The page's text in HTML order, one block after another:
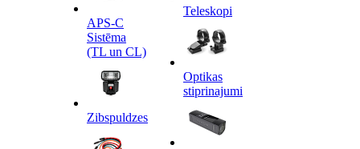
APS-C
Sistēma
(TL un CL)
Zibspuldzes
Teleskopi
Optikas
stiprinajumi